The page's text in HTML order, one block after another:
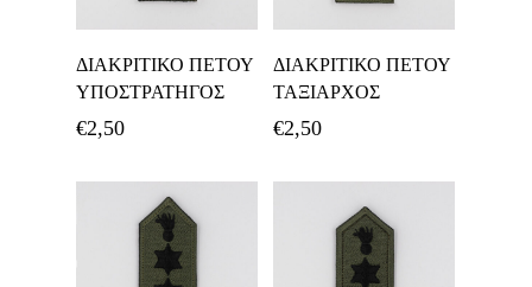
Καλάθι
ΔΙΑΚΡΙΤΙΚΟ ΠΕΤΟΥ
ΥΠΟΣΤΡΑΤΗΓΟΣ
€2,50
Καλάθι
ΔΙΑΚΡΙΤΙΚΟ ΠΕΤΟΥ
ΤΑΞΙΑΡΧΟΣ
€2,50